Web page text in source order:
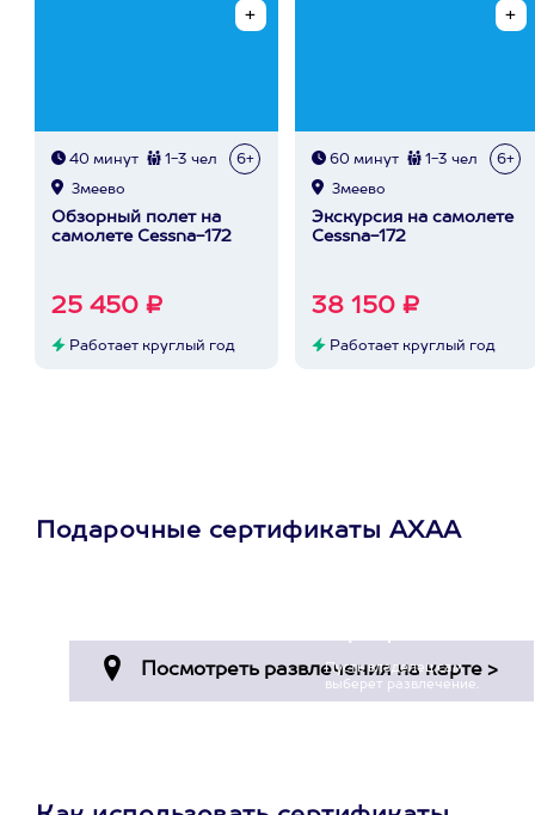
40 минут 1-3 чел 6+
Змеево
Обзорный полет на
самолете Cessna-172
25 450 ₽
Работает круглый год
60 минут 1-3 чел 6+
Змеево
Экскурсия на самолете
Cessna-172
38 150 ₽
Работает круглый год
Подарочные сертификаты АХАА
Пусть владелец сам
выберет развлечение.